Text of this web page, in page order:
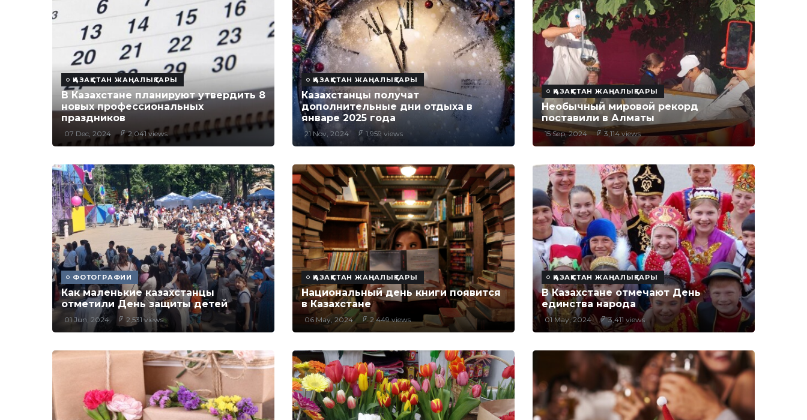
ҚАЗАҚСТАН ЖАҢАЛЫҚТАРЫ
В Казахстане планируют утвердить 8
новых профессиональных
праздников
07 Dec, 2024 2,041 views
ҚАЗАҚСТАН ЖАҢАЛЫҚТАРЫ
Казахстанцы получат
дополнительные дни отдыха в
январе 2025 года
21 Nov, 2024 1,959 views
ҚАЗАҚСТАН ЖАҢАЛЫҚТАРЫ
Необычный мировой рекорд
поставили в Алматы
15 Sep, 2024 3,114 views
ФОТОГРАФИИ
Как маленькие казахстанцы
отметили День защиты детей
01 Jun, 2024 2,531 views
ҚАЗАҚСТАН ЖАҢАЛЫҚТАРЫ
Национальный день книги появится
в Казахстане
06 May, 2024 2,449 views
ҚАЗАҚСТАН ЖАҢАЛЫҚТАРЫ
В Казахстане отмечают День
единства народа
01 May, 2024 3,411 views